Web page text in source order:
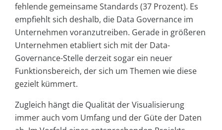
fehlende gemeinsame Standards (37 Prozent). Es
empfiehlt sich deshalb, die Data Governance im
Unternehmen voranzutreiben. Gerade in größeren
Unternehmen etabliert sich mit der Data-
Governance-Stelle derzeit sogar ein neuer
Funktionsbereich, der sich um Themen wie diese
gezielt kümmert.
Zugleich hängt die Qualität der Visualisierung
immer auch vom Umfang und der Güte der Daten